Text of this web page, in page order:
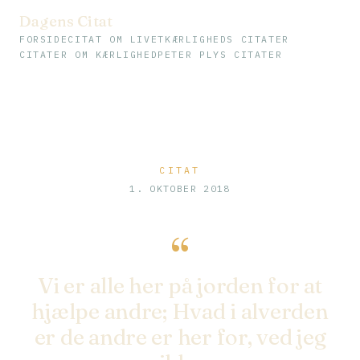
Dagens Citat
FORSIDE CITAT OM LIVET KÆRLIGHEDS CITATER
CITATER OM KÆRLIGHED PETER PLYS CITATER
CITAT
1. OKTOBER 2018
“
Vi er alle her på jorden for at
hjælpe andre; Hvad i alverden
er de andre er her for, ved jeg